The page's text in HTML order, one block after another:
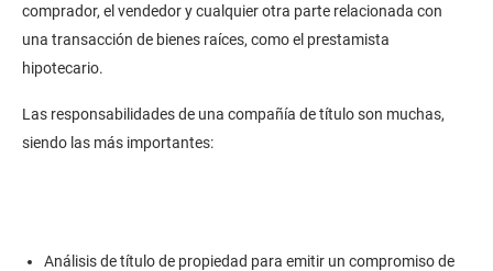
comprador, el vendedor y cualquier otra parte relacionada con
una transacción de bienes raíces, como el prestamista
hipotecario.
Las responsabilidades de una compañía de título son muchas,
siendo las más importantes:
Análisis de título de propiedad para emitir un compromiso de